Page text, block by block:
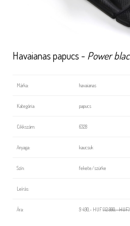
Havaianas papucs - Power
Márka: havaianas
Kategória: papucs
Cikkszám: 6328
Anyaga: kaucsuk
Szín: fekete/szürke
Leírás:
Ára: 9 490,- HUF(12 990,- HUF)